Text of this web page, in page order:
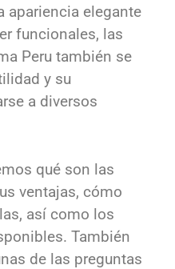
apariencia elegante
funcionales, las
Peru también se
y su
a diversos
qué son las
ventajas, cómo
así como los
También
de las preguntas